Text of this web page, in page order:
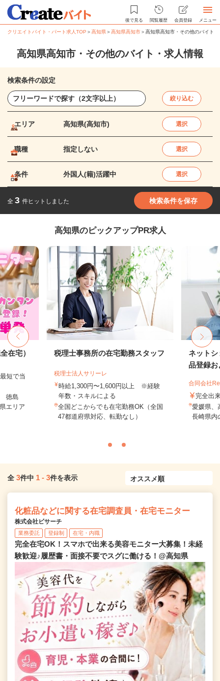
後で見る 閲覧履歴 会員登録 メニュー
クリエイトバイト・パート求人TOP ＞高知県＞高知県高知市＞高知県高知市・その他のバイト
高知県高知市・その他のバイト・求人情報
検索条件の設定
絞り込む
エリア 高知県(高知市) 選択
職種 指定しない 選択
条件 外国人(籍)活躍中 選択
全 3 件ヒットしました 検索条件を保存
高知県のピックアップPR求人
在宅）
短で当
徳島
エリア
税理士事務所の在宅勤務スタッフ
税理士法人サリーレ
時給1,300円〜1,600円以上 ※経験
年数・スキルによる
全国どこからでも在宅勤務OK（全国
47都道府県対応、転勤なし）
ネットシ
品登録お
合同会社
完全出
愛媛県、
長崎県
全 3件中 1 - 3件を表示
化粧品などに関する在宅調査員・在宅モニター
株式会社ビサーチ
業務委託 登録制 在宅・内職
完全在宅OK！スマホで出来る美容モニター大募集！未経
験歓迎♪履歴書・面接不要でスグに働ける！@高知県